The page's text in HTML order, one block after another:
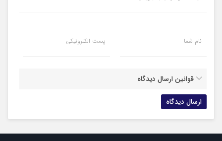
نام شما پست الکترونیکی
قوانین ارسال دیدگاه